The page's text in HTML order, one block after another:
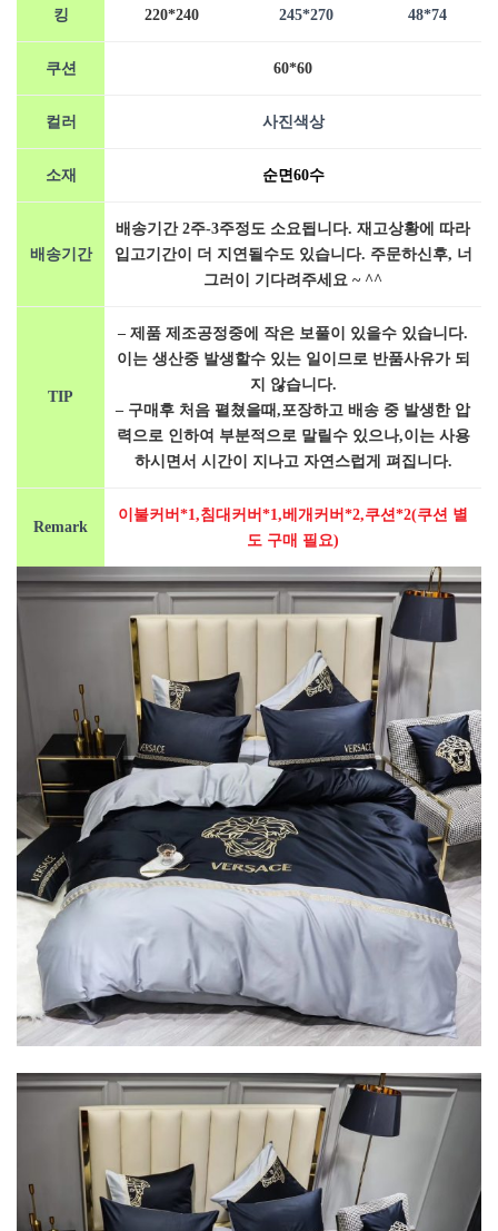
킹 220*240 245*270 48*74
쿠션 60*60
컬러 사진색상
소재 순면60수
배송기간
배송기간 2주-3주정도 소요됩니다. 재고상황에 따라
입고기간이 더 지연될수도 있습니다. 주문하신후, 너
그러이 기다려주세요 ~ ^^
TIP
– 제품 제조공정중에 작은 보풀이 있을수 있습니다.
이는 생산중 발생할수 있는 일이므로 반품사유가 되
지 않습니다.
– 구매후 처음 펼쳤을때,포장하고 배송 중 발생한 압
력으로 인하여 부분적으로 말릴수 있으나,이는 사용
하시면서 시간이 지나고 자연스럽게 펴집니다.
Remark
이불커버*1,침대커버*1,베개커버*2,쿠션*2(쿠션 별
도 구매 필요)